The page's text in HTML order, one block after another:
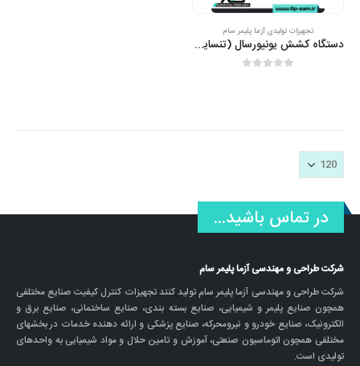
تجهیزات تولیدی آزما پلیمر سام
دستگاه کشش یونیورسال (تنسایل) 5 تن دو ستون (5000 کیلو)
در تماس باشید...
شرکت طراحی و مهندسی آزما پلیمر سام
شرکت طراحی و مهندسی آزما پلیمر سام تولید کنند تجهیزات کنترل کیفیت صنایع مختلفی
همچون صنایع پلیمر و شیمیایی، صنایع بسته بندی، صنایع ساختمانی، صنایع برق و
الکترونیک، صنایع خودرو و نیرومحرکه، صنایع پزشکی و ارائه دهنده خدمات در بخشهای
مختلفی همچون اتوماسیون صنعتی، آموزش و تامین حلال و مواد شیمیایی به واحدهای
تولیدی است.